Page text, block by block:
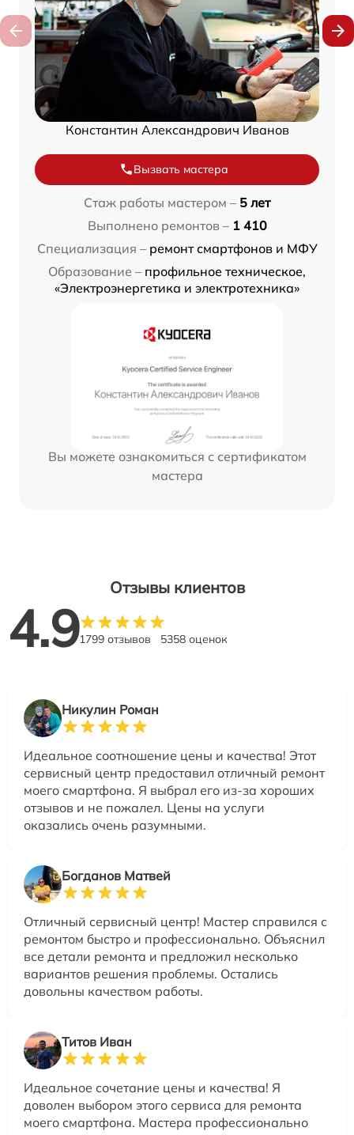
Константин Александрович Иванов
Вызвать мастера
Стаж работы мастером – 5 лет
Выполнено ремонтов – 1 410
Специализация – ремонт смартфонов и МФУ
Образование – профильное техническое,
«Электроэнергетика и электротехника»
Вы можете ознакомиться с сертификатом
мастера
Отзывы клиентов
4.91799 отзывов 5358 оценок
Никулин Роман
Идеальное соотношение цены и качества! Этот
сервисный центр предоставил отличный ремонт
моего смартфона. Я выбрал его из-за хороших
отзывов и не пожалел. Цены на услуги
оказались очень разумными.
Богданов Матвей
Отличный сервисный центр! Мастер справился с
ремонтом быстро и профессионально. Объяснил
все детали ремонта и предложил несколько
вариантов решения проблемы. Остались
довольны качеством работы.
Титов Иван
Идеальное сочетание цены и качества! Я
доволен выбором этого сервиса для ремонта
моего смартфона. Мастера профессионально